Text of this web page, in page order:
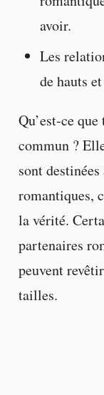
avoir.
Les
de hauts
Qu’est-ce
commun ?
sont
romantiques,
la vérité.
partenaires
peuvent
tailles.